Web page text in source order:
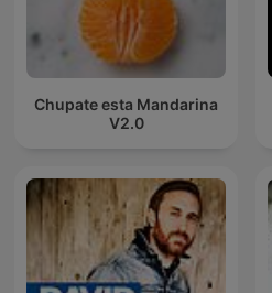
Chupate esta Mandarina
V2.0